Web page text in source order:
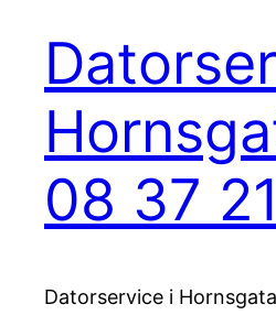
08 37
Datorservice i